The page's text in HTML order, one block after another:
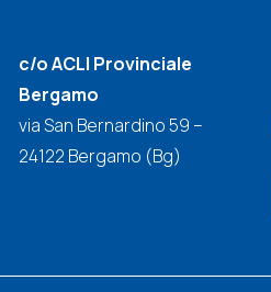
c/o ACLI Provinciale
Bergamo
via San Bernardino 59 –
24122 Bergamo (Bg)